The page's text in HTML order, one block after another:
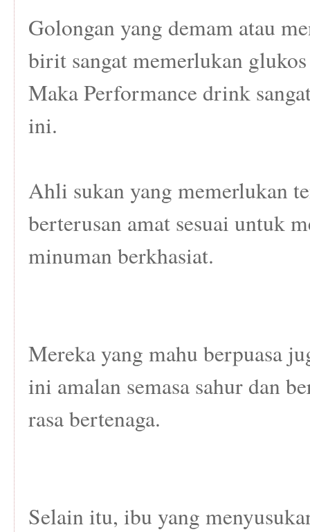
Golongan yang demam atau
birit sangat memerlukan
Maka Performance drink
ini.
Ahli sukan yang memerlukan
berterusan amat sesuai untuk
minuman berkhasiat.
Mereka yang mahu berpuasa
ini amalan semasa sahur dan
rasa bertenaga.
Selain itu, ibu yang